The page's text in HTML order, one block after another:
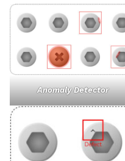
Anomaly Detector